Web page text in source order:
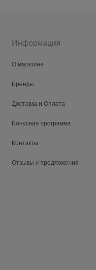
Информация
О магазине
Бренды
Доставка и Оплата
Бонусная программа
Контакты
Отзывы и предложения